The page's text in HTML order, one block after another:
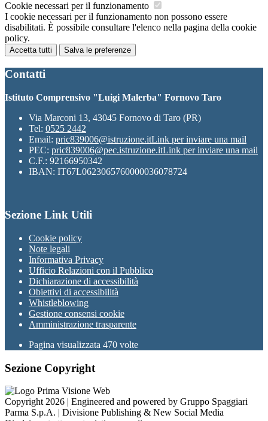
Cookie necessari per il funzionamento
I cookie necessari per il funzionamento non possono essere
disabilitati. È possibile consultare l'elenco nella pagina della cookie
policy.
Accetta tutti Salva le preferenze
Contatti
Istituto Comprensivo "Luigi Malerba" Fornovo Taro
Via Marconi 13, 43045 Fornovo di Taro (PR)
Tel: 0525 2442
Email: pric839006@istruzione.itLink per inviare una mail
PEC: pric839006@pec.istruzione.itLink per inviare una mail
C.F.: 92166950342
IBAN: IT67L0623065760000036078724
Sezione Link Utili
Cookie policy
Note legali
Informativa Privacy
Ufficio Relazioni con il Pubblico
Dichiarazione di accessibilità
Obiettivi di accessibilità
Whistleblowing
Gestione consensi cookie
Amministrazione trasparente
Pagina visualizzata 470 volte
Sezione Copyright
Copyright 2026 | Engineered and powered by Gruppo Spaggiari
Parma S.p.A. | Divisione Publishing & New Social Media